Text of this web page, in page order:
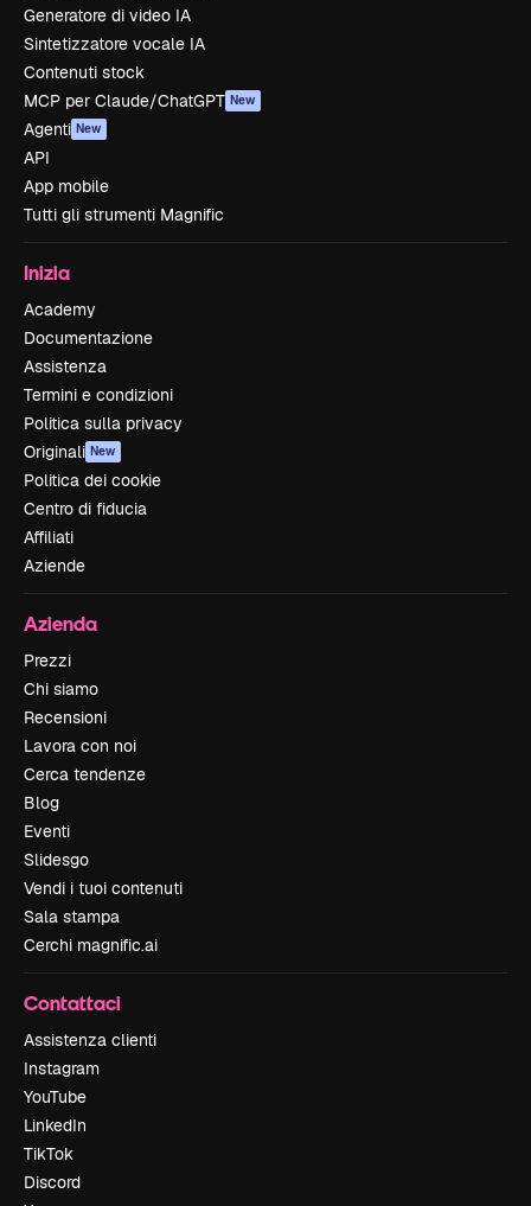
Generatore di video IA
Sintetizzatore vocale IA
Contenuti stock
MCP per Claude/ChatGPT New
Agenti New
API
App mobile
Tutti gli strumenti Magnific
Inizia
Academy
Documentazione
Assistenza
Termini e condizioni
Politica sulla privacy
Originali New
Politica dei cookie
Centro di fiducia
Affiliati
Aziende
Azienda
Prezzi
Chi siamo
Recensioni
Lavora con noi
Cerca tendenze
Blog
Eventi
Slidesgo
Vendi i tuoi contenuti
Sala stampa
Cerchi magnific.ai
Contattaci
Assistenza clienti
Instagram
YouTube
LinkedIn
TikTok
Discord